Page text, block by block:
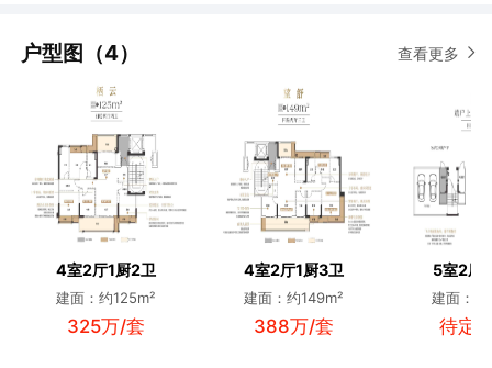
户型图（4） 查看更多
4室2厅1厨2卫
建面：约125m²
325万/套
4室2厅1厨3卫
建面：约149m²
388万/套
5室2厅
建面：约
待定